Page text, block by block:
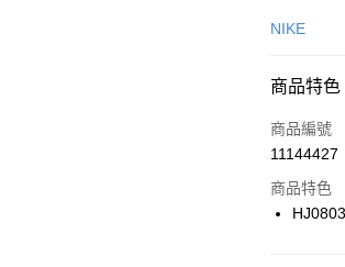
信用卡一
合作金
華南商
上海商
國泰世
LINE Pay
Apple Pay
NIKE
商品特色
商品編號
11144427
商品特色